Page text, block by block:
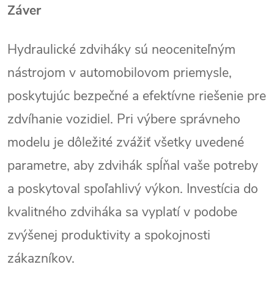
Záver
Hydraulické zdviháky sú neoceniteľným
nástrojom v automobilovom priemysle,
poskytujúc bezpečné a efektívne riešenie pre
zdvíhanie vozidiel. Pri výbere správneho
modelu je dôležité zvážiť všetky uvedené
parametre, aby zdvihák spĺňal vaše potreby
a poskytoval spoľahlivý výkon. Investícia do
kvalitného zdviháka sa vyplatí v podobe
zvýšenej produktivity a spokojnosti
zákazníkov.